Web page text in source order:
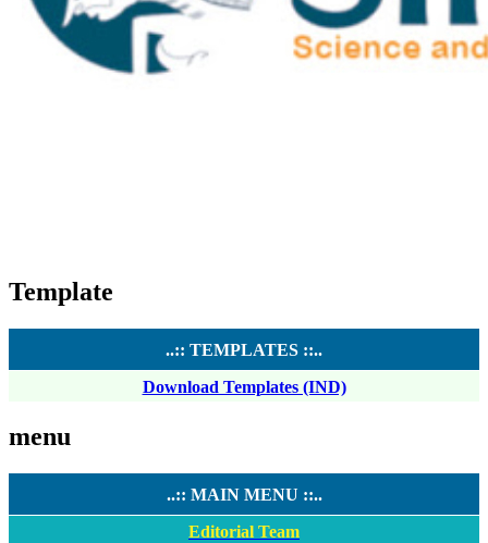
Template
..:: TEMPLATES ::..
Download Templates (IND)
menu
..:: MAIN MENU ::..
Editorial Team